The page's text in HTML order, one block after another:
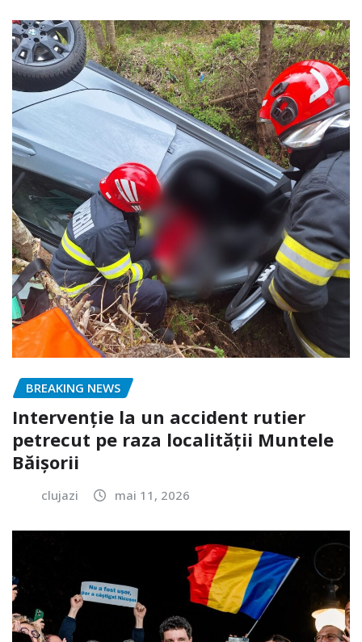
BREAKING NEWS
Intervenție la un accident rutier
petrecut pe raza localității Muntele
Băișorii
clujazi mai 11, 2026